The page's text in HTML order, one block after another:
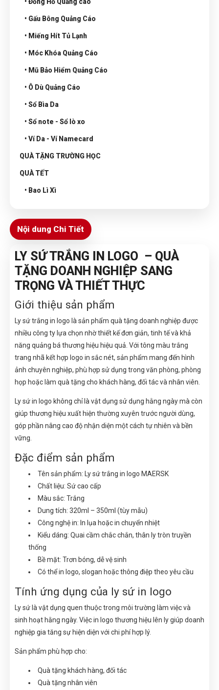
• Gấu Bông Quảng Cáo
• Miếng Hít Tủ Lạnh
• Móc Khóa Quảng Cáo
• Mũ Bảo Hiểm Quảng Cáo
• Ô Dù Quảng Cáo
• Sổ Bìa Da
• Sổ note - Sổ lò xo
• Ví Da - Ví Namecard
QUÀ TẶNG TRƯỜNG HỌC
QUÀ TẾT
• Bao Lì Xì
Nội dung Chi Tiết
LY SỨ TRẮNG IN LOGO – QUÀ
TẶNG DOANH NGHIỆP SANG
TRỌNG VÀ THIẾT THỰC
Giới thiệu sản phẩm
Ly sứ trắng in logo là sản phẩm quà tặng doanh nghiệp được
nhiều công ty lựa chọn nhờ thiết kế đơn giản, tinh tế và khả
năng quảng bá thương hiệu hiệu quả. Với tông màu trắng
trang nhã kết hợp logo in sắc nét, sản phẩm mang đến hình
ảnh chuyên nghiệp, phù hợp sử dụng trong văn phòng, phòng
họp hoặc làm quà tặng cho khách hàng, đối tác và nhân viên.
Ly sứ in logo không chỉ là vật dụng sử dụng hằng ngày mà còn
giúp thương hiệu xuất hiện thường xuyên trước người dùng,
góp phần nâng cao độ nhận diện một cách tự nhiên và bền
vững.
Đặc điểm sản phẩm
Tên sản phẩm: Ly sứ trắng in logo MAERSK
Chất liệu: Sứ cao cấp
Màu sắc: Trắng
Dung tích: 320ml – 350ml (tùy mẫu)
Công nghệ in: In lụa hoặc in chuyển nhiệt
Kiểu dáng: Quai cầm chắc chắn, thân ly tròn truyền
thống
Bề mặt: Trơn bóng, dễ vệ sinh
Có thể in logo, slogan hoặc thông điệp theo yêu cầu
Tính ứng dụng của ly sứ in logo
Ly sứ là vật dụng quen thuộc trong môi trường làm việc và
sinh hoạt hằng ngày. Việc in logo thương hiệu lên ly giúp doanh
nghiệp gia tăng sự hiện diện với chi phí hợp lý.
Sản phẩm phù hợp cho:
Quà tặng khách hàng, đối tác
Quà tặng nhân viên